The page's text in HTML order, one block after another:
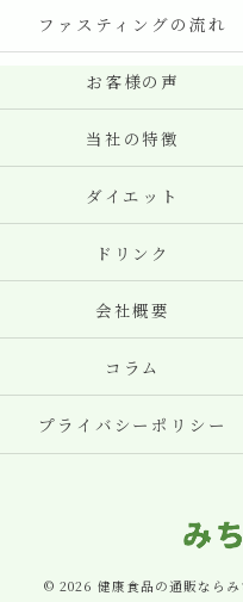
ファスティングの流れ
お客様の声
当社の特徴
ダイエット
ドリンク
会社概要
コラム
プライバシーポリシー
© 2026 健康食品の通販なら